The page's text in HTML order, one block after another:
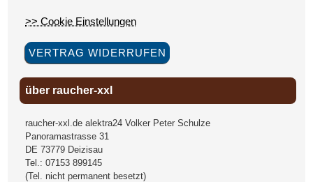
>> Cookie Einstellungen
VERTRAG WIDERRUFEN
über raucher-xxl
raucher-xxl.de alektra24 Volker Peter Schulze
Panoramastrasse 31
DE 73779 Deizisau
Tel.:07153 899145
(Tel. nicht permanent besetzt)